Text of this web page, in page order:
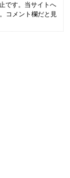
です。当サイトへ
コメント欄だと見